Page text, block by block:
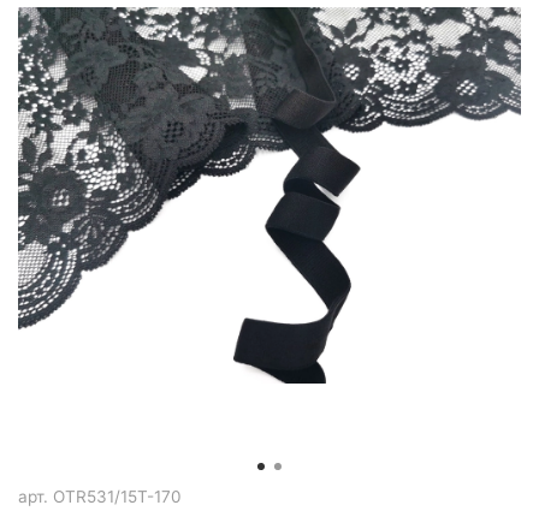
арт. OTR531/15T-170